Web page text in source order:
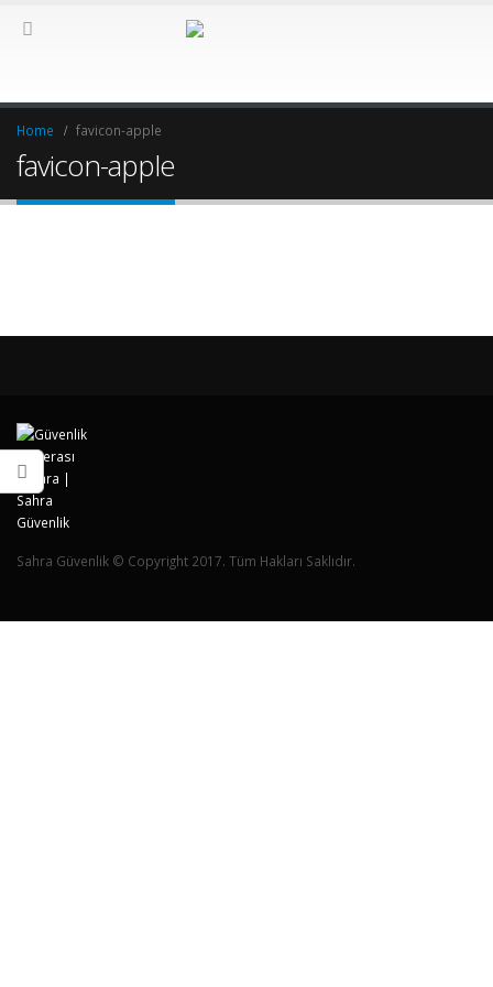
Home favicon-apple
favicon-apple
Sahra Güvenlik © Copyright 2017. Tüm Hakları Saklıdır.